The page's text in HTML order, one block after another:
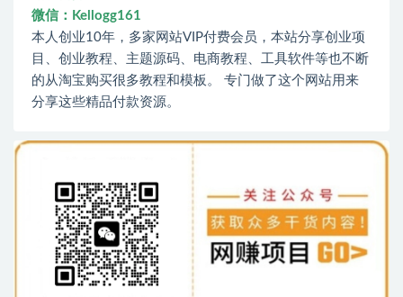
微信：Kellogg161
本人创业10年，多家网站VIP付费会员，本站分享创业项
目、创业教程、主题源码、电商教程、工具软件等也不断
的从淘宝购买很多教程和模板。 专门做了这个网站用来
分享这些精品付款资源。